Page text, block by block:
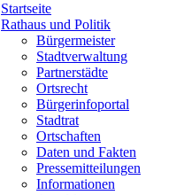
Startseite
Rathaus und Politik
Bürgermeister
Stadtverwaltung
Partnerstädte
Ortsrecht
Bürgerinfoportal
Stadtrat
Ortschaften
Daten und Fakten
Pressemitteilungen
Informationen